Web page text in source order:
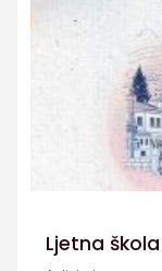
Ljetna škola